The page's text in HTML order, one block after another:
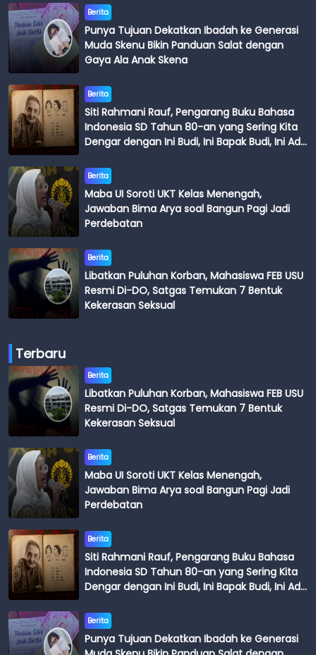
Berita
Punya Tujuan Dekatkan Ibadah ke Generasi
Muda Skenu Bikin Panduan Salat dengan
Gaya Ala Anak Skena
Berita
Siti Rahmani Rauf, Pengarang Buku Bahasa
Indonesia SD Tahun 80-an yang Sering Kita
Dengar dengan Ini Budi, Ini Bapak Budi, Ini Adik
Berita
Maba UI Soroti UKT Kelas Menengah,
Jawaban Bima Arya soal Bangun Pagi Jadi
Perdebatan
Berita
Libatkan Puluhan Korban, Mahasiswa FEB USU
Resmi Di-DO, Satgas Temukan 7 Bentuk
Kekerasan Seksual
Terbaru
Berita
Libatkan Puluhan Korban, Mahasiswa FEB USU
Resmi Di-DO, Satgas Temukan 7 Bentuk
Kekerasan Seksual
Berita
Maba UI Soroti UKT Kelas Menengah,
Jawaban Bima Arya soal Bangun Pagi Jadi
Perdebatan
Berita
Siti Rahmani Rauf, Pengarang Buku Bahasa
Indonesia SD Tahun 80-an yang Sering Kita
Dengar dengan Ini Budi, Ini Bapak Budi, Ini Adik
Berita
Punya Tujuan Dekatkan Ibadah ke Generasi